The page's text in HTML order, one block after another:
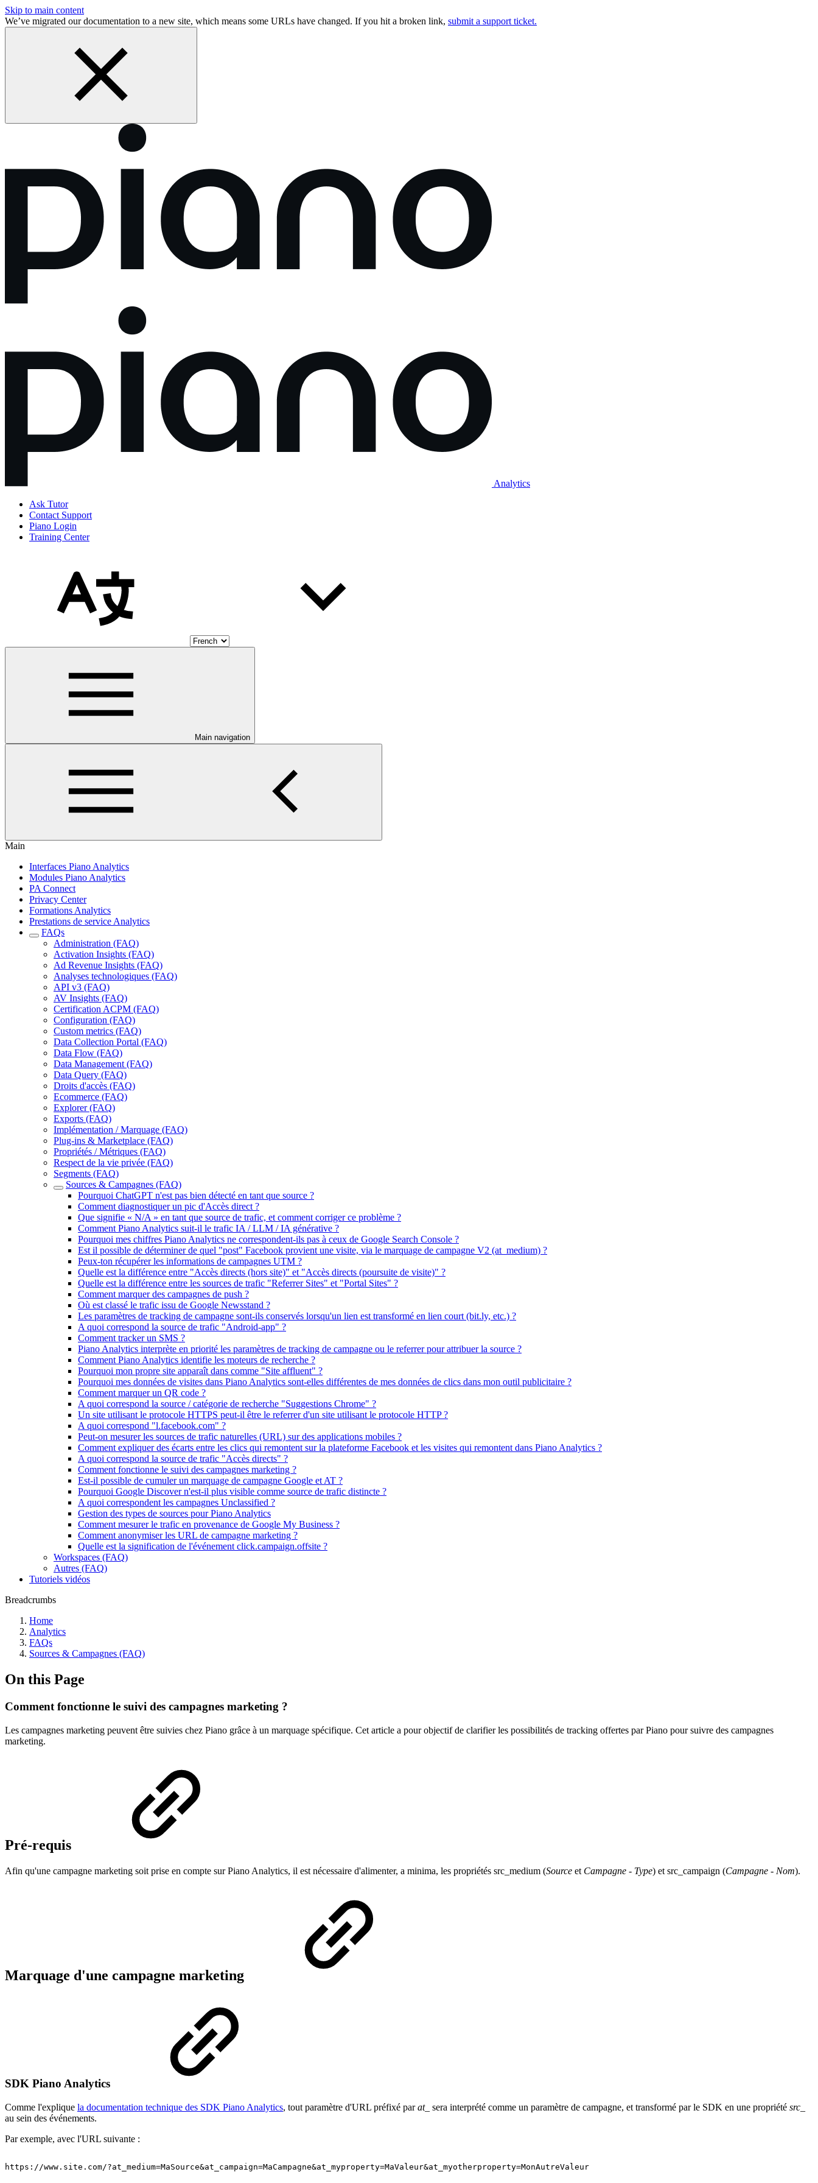
Skip to main content
We’ve migrated our documentation to a new site, which means some URLs have changed. If you hit a broken link, submit a support ticket.
Analytics
Ask Tutor
Contact Support
Piano Login
Training Center
Main navigation
Main
Interfaces Piano Analytics
Modules Piano Analytics
PA Connect
Privacy Center
Formations Analytics
Prestations de service Analytics
FAQs
Administration (FAQ)
Activation Insights (FAQ)
Ad Revenue Insights (FAQ)
Analyses technologiques (FAQ)
API v3 (FAQ)
AV Insights (FAQ)
Certification ACPM (FAQ)
Configuration (FAQ)
Custom metrics (FAQ)
Data Collection Portal (FAQ)
Data Flow (FAQ)
Data Management (FAQ)
Data Query (FAQ)
Droits d'accès (FAQ)
Ecommerce (FAQ)
Explorer (FAQ)
Exports (FAQ)
Implémentation / Marquage (FAQ)
Plug-ins & Marketplace (FAQ)
Propriétés / Métriques (FAQ)
Respect de la vie privée (FAQ)
Segments (FAQ)
Sources & Campagnes (FAQ)
Pourquoi ChatGPT n'est pas bien détecté en tant que source ?
Comment diagnostiquer un pic d'Accès direct ?
Que signifie « N/A » en tant que source de trafic, et comment corriger ce problème ?
Comment Piano Analytics suit-il le trafic IA / LLM / IA générative ?
Pourquoi mes chiffres Piano Analytics ne correspondent-ils pas à ceux de Google Search Console ?
Est il possible de déterminer de quel "post" Facebook provient une visite, via le marquage de campagne V2 (at_medium) ?
Peux-ton récupérer les informations de campagnes UTM ?
Quelle est la différence entre "Accès directs (hors site)" et "Accès directs (poursuite de visite)" ?
Quelle est la différence entre les sources de trafic "Referrer Sites" et "Portal Sites" ?
Comment marquer des campagnes de push ?
Où est classé le trafic issu de Google Newsstand ?
Les paramètres de tracking de campagne sont-ils conservés lorsqu'un lien est transformé en lien court (bit.ly, etc.) ?
A quoi correspond la source de trafic "Android-app" ?
Comment tracker un SMS ?
Piano Analytics interprète en priorité les paramètres de tracking de campagne ou le referrer pour attribuer la source ?
Comment Piano Analytics identifie les moteurs de recherche ?
Pourquoi mon propre site apparaît dans comme "Site affluent" ?
Pourquoi mes données de visites dans Piano Analytics sont-elles différentes de mes données de clics dans mon outil publicitaire ?
Comment marquer un QR code ?
A quoi correspond la source / catégorie de recherche "Suggestions Chrome" ?
Un site utilisant le protocole HTTPS peut-il être le referrer d'un site utilisant le protocole HTTP ?
A quoi correspond "l.facebook.com" ?
Peut-on mesurer les sources de trafic naturelles (URL) sur des applications mobiles ?
Comment expliquer des écarts entre les clics qui remontent sur la plateforme Facebook et les visites qui remontent dans Piano Analytics ?
A quoi correspond la source de trafic "Accès directs" ?
Comment fonctionne le suivi des campagnes marketing ?
Est-il possible de cumuler un marquage de campagne Google et AT ?
Pourquoi Google Discover n'est-il plus visible comme source de trafic distincte ?
A quoi correspondent les campagnes Unclassified ?
Gestion des types de sources pour Piano Analytics
Comment mesurer le trafic en provenance de Google My Business ?
Comment anonymiser les URL de campagne marketing ?
Quelle est la signification de l'événement click.campaign.offsite ?
Workspaces (FAQ)
Autres (FAQ)
Tutoriels vidéos
Breadcrumbs
Home
Analytics
FAQs
Sources & Campagnes (FAQ)
On this Page
Comment fonctionne le suivi des campagnes marketing ?
Les campagnes marketing peuvent être suivies chez Piano grâce à un marquage spécifique. Cet article a pour objectif de clarifier les possibilités de tracking offertes par Piano pour suivre des campagnes
marketing.
Pré-requis
Afin qu'une campagne marketing soit prise en compte sur Piano Analytics, il est nécessaire d'alimenter, a minima, les propriétés src_medium (Source et Campagne - Type) et src_campaign (Campagne - Nom).
Marquage d'une campagne marketing
SDK Piano Analytics
Comme l'explique la documentation technique des SDK Piano Analytics, tout paramètre d'URL préfixé parat_ sera interprété comme un paramètre de campagne, et transformé par le SDK en une propriété src_
au sein des événements.
Par exemple, avec l'URL suivante :
https://www.site.com/?at_medium=MaSource&at_campaign=MaCampagne&at_myproperty=MaValeur&at_myotherproperty=MonAutreValeur